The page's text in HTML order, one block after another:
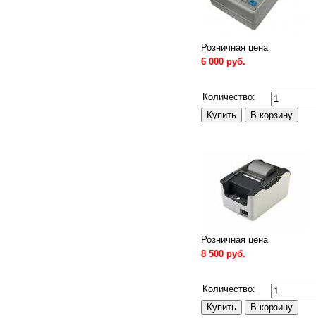
Розничная цена
6 000 руб.
Количество:
Розничная цена
8 500 руб.
Количество: